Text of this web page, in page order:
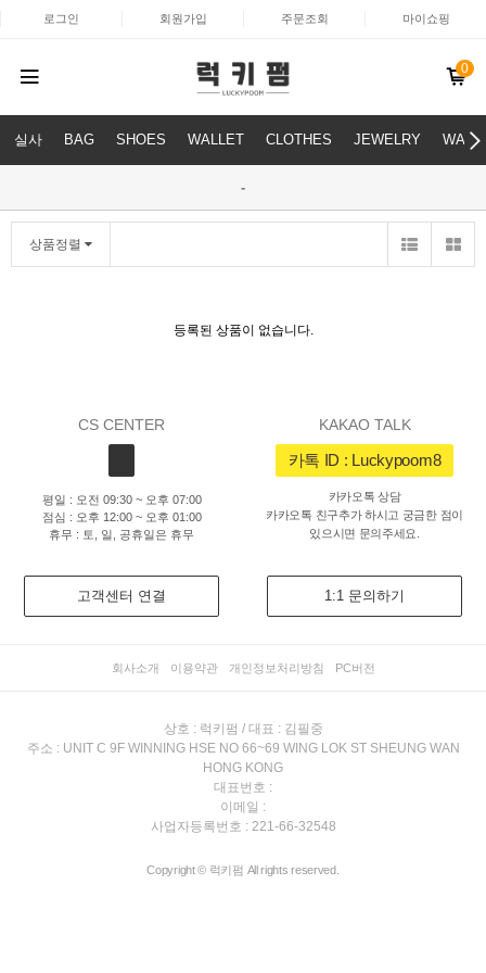
로그인 회원가입 주문조회 마이쇼핑
0
실사 BAG SHOES WALLET CLOTHES JEWELRY
-
상품정렬
등록된 상품이 없습니다.
CS CENTER
평일 : 오전 09:30 ~ 오후 07:00
점심 : 오후 12:00 ~ 오후 01:00
휴무 : 토, 일, 공휴일은 휴무
KAKAO TALK
카톡 ID : Luckypoom8
카카오톡 상담
카카오톡 친구추가 하시고 궁금한 점이
있으시면 문의주세요.
고객센터 연결 1:1 문의하기
회사소개 이용약관 개인정보처리방침 PC버전
상호 : 럭키펌 / 대표 : 김필중
주소 : UNIT C 9F WINNING HSE NO 66~69 WING LOK ST SHEUNG WAN
HONG KONG
대표번호 :
이메일 :
사업자등록번호 : 221-66-32548
Copyright © 럭키펌 All rights reserved.